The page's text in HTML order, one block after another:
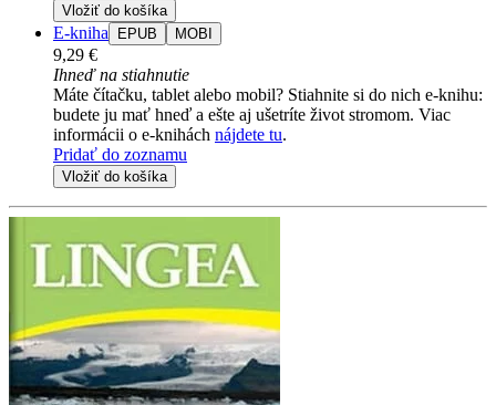
Vložiť do košíka
E-kniha EPUB MOBI
9,29 €
Ihneď na stiahnutie
Máte čítačku, tablet alebo mobil? Stiahnite si do nich e-knihu:
budete ju mať hneď a ešte aj ušetríte život stromom. Viac
informácii o e-knihách nájdete tu.
Pridať do zoznamu
Vložiť do košíka